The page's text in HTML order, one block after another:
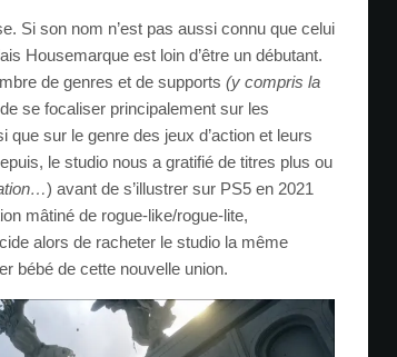
Si son nom n’est pas aussi connu que celui
Housemarque est loin d’être un débutant.
de genres et de supports (y compris la
se focaliser principalement sur les
sur le genre des jeux d’action et leurs
le studio nous a gratifié de titres plus ou
) avant de s’illustrer sur PS5 en 2021
mâtiné de rogue-like/rogue-lite,
alors de racheter le studio la même
bébé de cette nouvelle union.